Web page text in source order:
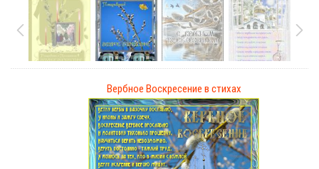
Вербное Воскресение в стихах